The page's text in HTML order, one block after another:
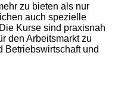
zu bieten als nur
auch spezielle
Kurse sind praxisnah
den Arbeitsmarkt zu
Betriebswirtschaft und